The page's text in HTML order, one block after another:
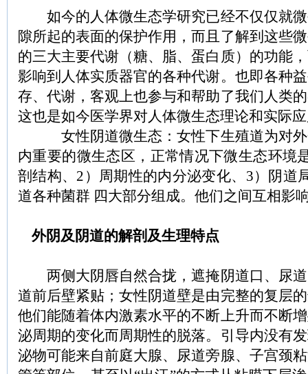
如今的人体微生态学研究已经不仅仅就微
隙所起的表面的保护作用，而且了解到这些
的三大主要代谢（糖、脂、蛋白质）的功能
影响到人体实质器官的各种代谢。也即各种
存、代谢，客观上也参与和帮助了我们人类
这也是如今医学界对人体微生态理论和实际
女性阴道微生态：女性下生殖道为对外
内重要的微生态区，正常情况下微生态环境
剖结构、2）周期性的内分泌变化、3）阴道
道各种菌群 四大部分组成。他们之间互相影
外阴及阴道的解剖及生理特点
两侧大阴唇自然合拢，遮掩阴道口、尿道
道前后壁紧贴；女性阴道壁是由完整的复层
他们能随着体内激素水平的不断上升而不断
泌周期的变化而周期性的脱落。引导内没有
泌物可能来自前庭大腺、尿道旁腺、子宫颈